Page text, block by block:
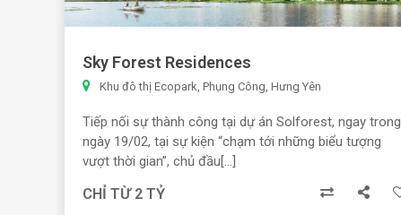
Sky Forest Residences
Khu đô thị Ecopark, Phụng Công, Hưng Yên
Tiếp nối sự thành công tại dự án Solforest, ngay trong
ngày 19/02, tại sự kiện “chạm tới những biểu tượng
vượt thời gian”, chủ đầu[...]
CHỈ TỪ 2 TỶ